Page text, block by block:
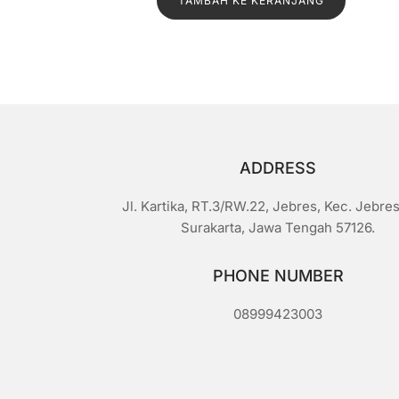
a
Rp1.500. adalah:
ADDRESS
Jl. Kartika, RT.3/RW.22, Jebres, Kec.
Surakarta, Jawa Tengah 57126.
PHONE NUMBER
08999423003